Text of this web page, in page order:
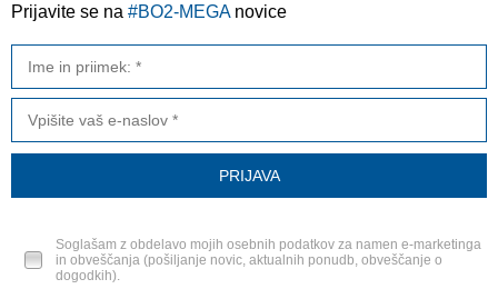
Prijavite se na #BO2-MEGAnovice
Soglašam z obdelavo mojih osebnih podatkov za namen e-marketinga
in obveščanja (pošiljanje novic, aktualnih ponudb, obveščanje o
dogodkih).